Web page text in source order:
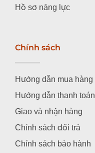
Hồ sơ năng lực
Chính sách
Hướng dẫn mua hàng
Hướng dẫn thanh toán
Giao và nhận hàng
Chính sách đổi trả
Chính sách bảo hành